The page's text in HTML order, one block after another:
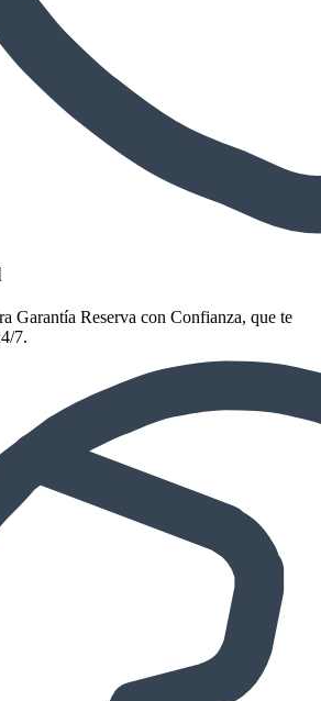
Garantía Reserva con Confianza, que te
7.